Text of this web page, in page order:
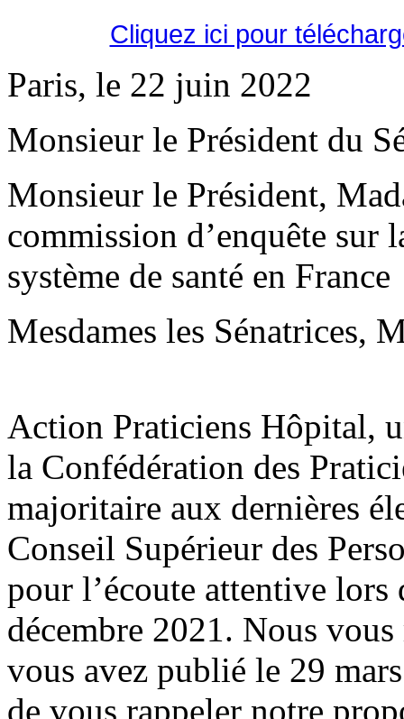
Cliquez ici pour
Paris, le 22 juin 2022
Monsieur le Président du
Monsieur le Président,
commission d’enquête sur
système de santé en France
Mesdames les Sénatrices,
Action Praticiens Hôpital,
la Confédération des
majoritaire aux dernières
Conseil Supérieur des
pour l’écoute attentive
décembre 2021. Nous
vous avez publié le 29
de vous rappeler notre